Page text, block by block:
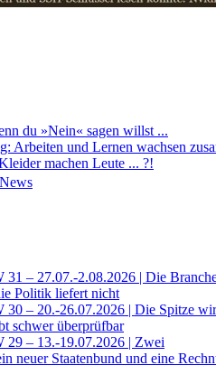
du »Nein« sagen willst ...
Arbeiten und Lernen wachsen
machen Leute ... ?!
– 27.07.-2.08.2026 | Die
Politik liefert nicht
– 20.-26.07.2026 | Die Spitze
schwer überprüfbar
– 13.-19.07.2026 | Zwei
neuer Staatenbund und eine